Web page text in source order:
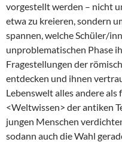
vorgestellt werden – nicht
etwa zu kreieren, sondern
spannen, welche Schüler/
unproblematischen Phase
Fragestellungen der
entdecken und ihnen
Lebenswelt alles andere als
<Weltwissen> der antiken
jungen Menschen
sodann auch die Wahl